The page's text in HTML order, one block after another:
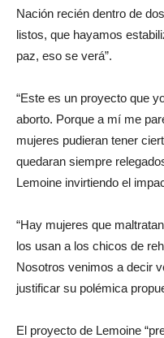
Nación recién dentro de
listos, que hayamos
paz, eso se verá”.
“Este es un proyecto que
aborto. Porque a mí me
mujeres pudieran tener
quedaran siempre
Lemoine invirtiendo el
“Hay mujeres que
los usan a los chicos de
Nosotros venimos a decir
justificar su polémica
El proyecto de Lemoine